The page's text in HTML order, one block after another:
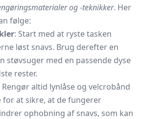
og -teknikker. Her
følge:
: Start med at ryste tasken
løst snavs. Brug derefter en
støvsuger med en passende dyse
rester.
Rengør altid lynlåse og velcrobånd
for at sikre, at de fungerer
ophobning af snavs, som kan